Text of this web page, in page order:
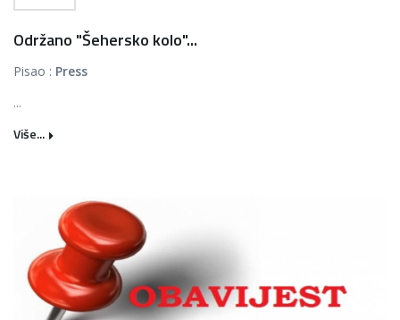
Održano "Šehersko kolo"...
Pisao : Press
...
Više...